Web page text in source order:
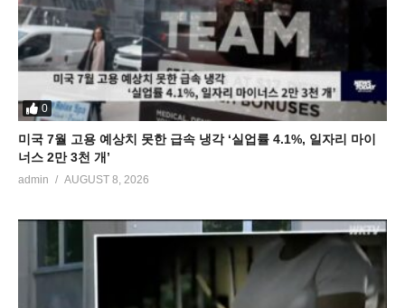
0
미국 7월 고용 예상치 못한 급속 냉각 ‘실업률 4.1%, 일자리 마이
너스 2만 3천 개’
admin AUGUST 8, 2026